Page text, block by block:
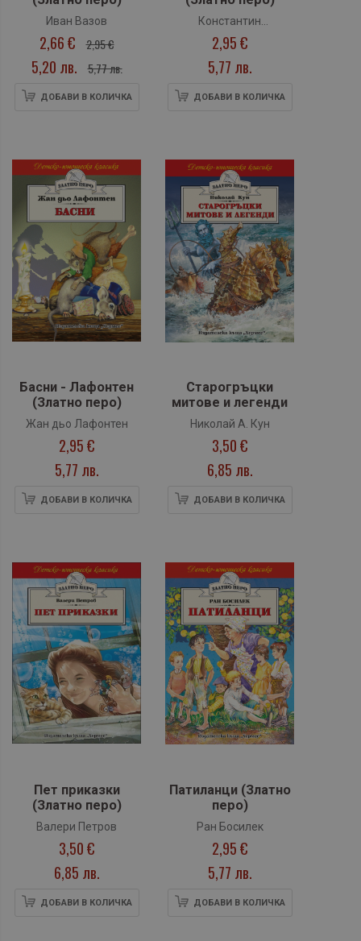
Иван Вазов
2,66 € 2,95 €
5,20 лв. 5,77 лв.
ДОБАВИ В КОЛИЧКА
Константин
Константинов
2,95 €
5,77 лв.
ДОБАВИ В КОЛИЧКА
Басни - Лафонтен
(Златно перо)
Жан дьо Лафонтен
2,95 €
5,77 лв.
ДОБАВИ В КОЛИЧКА
Старогръцки
митове и легенди
Николай А. Кун
3,50 €
6,85 лв.
ДОБАВИ В КОЛИЧКА
Пет приказки
(Златно перо)
Валери Петров
3,50 €
6,85 лв.
ДОБАВИ В КОЛИЧКА
Патиланци (Златно
перо)
Ран Босилек
2,95 €
5,77 лв.
ДОБАВИ В КОЛИЧКА